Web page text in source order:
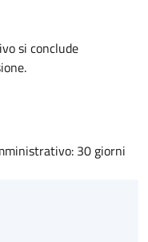
si conclude
30 giorni